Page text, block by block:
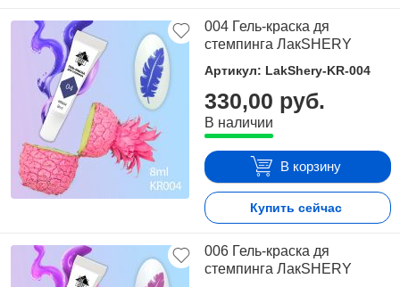
004 Гель-краска дя
стемпинга ЛакSHERY
Артикул: LakShery-KR-004
330,00 руб.
В наличии
В корзину
Купить сейчас
006 Гель-краска дя
стемпинга ЛакSHERY